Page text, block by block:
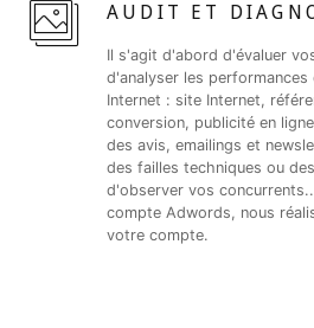
AUDIT ET
Il s'agit d'abord d'évaluer
d'analyser les
Internet : site Internet,
conversion, publicité en
des avis, emailings et
des failles techniques ou
d'observer vos
compte Adwords, nous
votre compte.